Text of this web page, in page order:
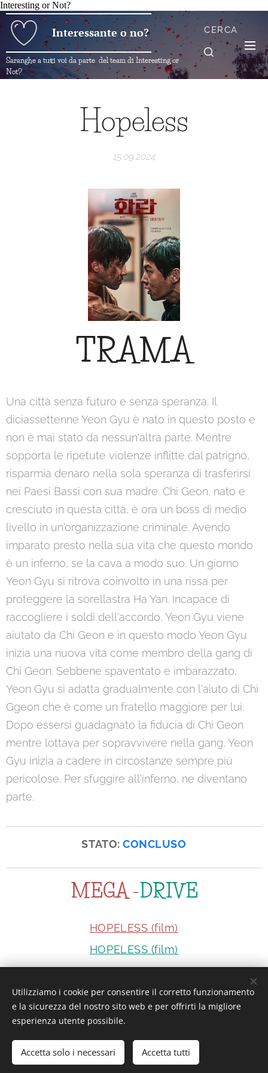
Interesting or Not?
Interessante o no?
Saranghe a tutti voi da parte del team di Interesting or
Not?
CERCA
Hopeless
15.09.2024
TRAMA
Una città senza futuro e senza speranza. Il
diciassettenne Yeon Gyu è nato in questo posto e
non è mai stato da nessun'altra parte. Mentre
sopporta le ripetute violenze inflitte dal patrigno,
risparmia denaro nella sola speranza di trasferirsi
nei Paesi Bassi con sua madre. Chi Geon, nato e
cresciuto in questa città, è ora un boss di medio
livello in un'organizzazione criminale. Avendo
imparato presto nella sua vita che questo mondo
è un inferno, se la cava a modo suo. Un giorno
Yeon Gyu si ritrova coinvolto in una rissa per
proteggere la sorellastra Ha Yan. Incapace di
raccogliere i soldi dell'accordo, Yeon Gyu viene
aiutato da Chi Geon e in questo modo Yeon Gyu
inizia una nuova vita come membro della gang di
Chi Geon. Sebbene spaventato e imbarazzato,
Yeon Gyu si adatta gradualmente con l'aiuto di Chi
Ggeon che è come un fratello maggiore per lui.
Dopo essersi guadagnato la fiducia di Chi Geon
mentre lottava per sopravvivere nella gang, Yeon
Gyu inizia a cadere in circostanze sempre più
pericolose. Per sfuggire all'inferno, ne diventano
parte.
STATO:CONCLUSO
MEGA -DRIVE
HOPELESS (film)
HOPELESS (film)
Interesting or Not?
Utilizziamo i cookie per consentire il corretto funzionamento
e la sicurezza del nostro sito web e per offrirti la migliore
esperienza utente possibile.
Accetta solo i necessari Accetta tutti